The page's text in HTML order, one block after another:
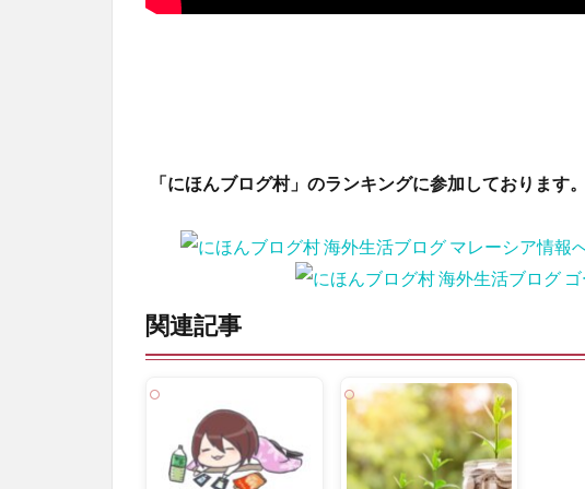
「にほんブログ村」のランキングに参加しております
関連記事